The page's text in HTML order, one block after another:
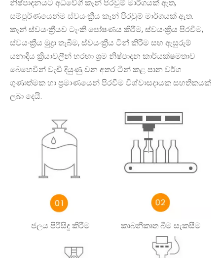
නිෂ්පාදනයට අධිවේගී කෑන් පිරවුම් මාර්ගයක් ඇත,
සම්පූර්ණයෙන්ම ස්වයංක්‍රීය කෑන් පිරවුම් මාර්ගයක් ඇත.
කෑන් ස්වයංක්‍රීයව ටැංකි පෝෂණය කිරීම, ස්වයංක්‍රීය පිරවීම,
ස්වයංක්‍රීය මුද්‍රා තැබීම, ස්වයංක්‍රීය ටින් කිරීම සහ ඇසුරුම්
යනාදිය ක්‍රියාවලීන් හරහා ශ්‍රම නිෂ්පාදන කාර්යක්ෂමතාව
බෙහෙවින් වැඩි දියුණු වන අතර ටින් කළ පාන වර්ග
ගුණාත්මක හා ප්‍රමාණයෙන් පිරවීම විශ්වාසදායක සහතිකයක්
ලබා දෙයි.
ජලය පිරිසිදු කිරීම කාබනීකෘත බීම සැකසීම